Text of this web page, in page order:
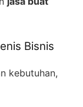
Bisnis
kebutuhan,